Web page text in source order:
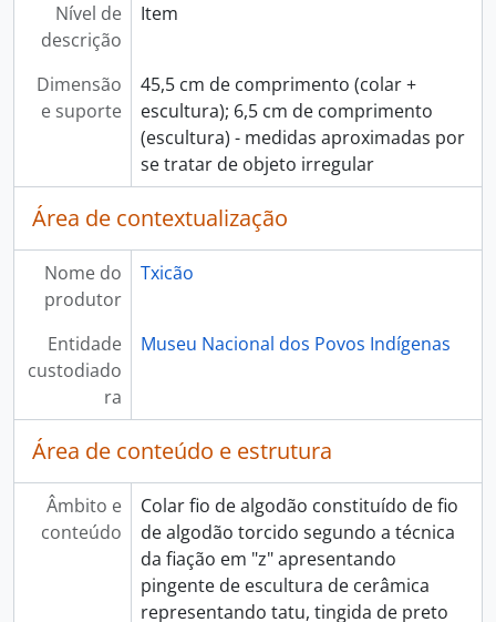
Nível de
descrição
Item
Dimensão
e suporte
45,5 cm de comprimento (colar +
escultura); 6,5 cm de comprimento
(escultura) - medidas aproximadas por
se tratar de objeto irregular
Área de contextualização
Nome do
produtor
Txicão
Entidade
custodiado
ra
Museu Nacional dos Povos Indígenas
Área de conteúdo e estrutura
Âmbito e
conteúdo
Colar fio de algodão constituído de fio
de algodão torcido segundo a técnica
da fiação em "z" apresentando
pingente de escultura de cerâmica
representando tatu, tingida de preto